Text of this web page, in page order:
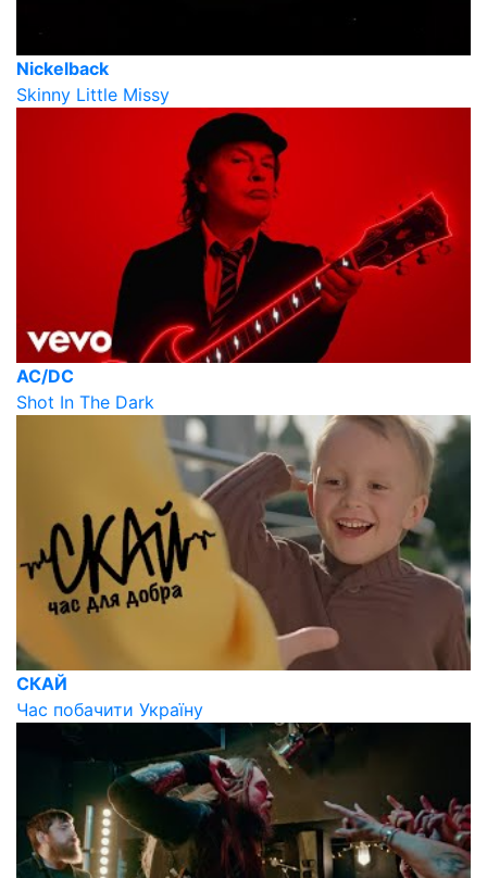
Nickelback
Skinny Little Missy
AC/DC
Shot In The Dark
СКАЙ
Час побачити Україну